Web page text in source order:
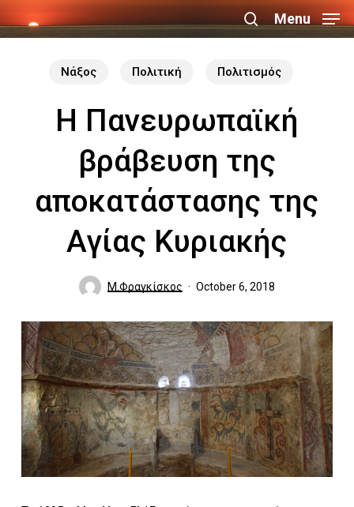
to
search
Menu
Νάξος Πολιτική Πολιτισμός
Η Πανευρωπαϊκή
βράβευση της
αποκατάστασης της
Αγίας Κυριακής
Μ.Φραγκίσκος October 6, 2018